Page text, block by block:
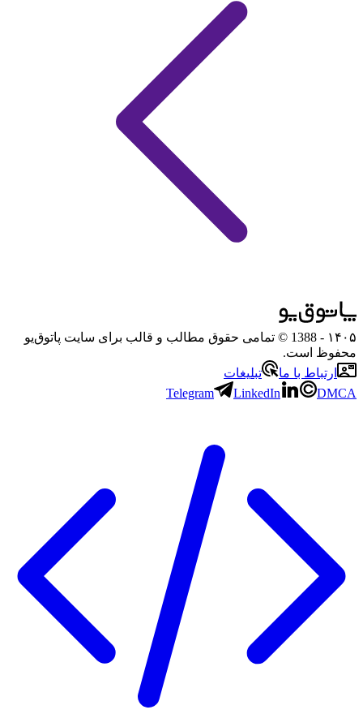
۱۴۰۵
- 1388 © تمامی حقوق مطالب و قالب برای سایت پاتوق‌یو
محفوظ است.
ارتباط با ما
تبلیغات
Telegram
LinkedIn DMCA